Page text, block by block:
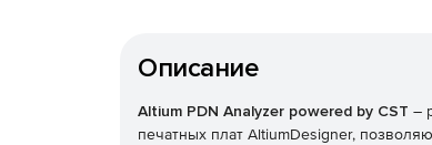
Описание
Altium PDN Analyzer powered by CST –
печатных плат AltiumDesigner,